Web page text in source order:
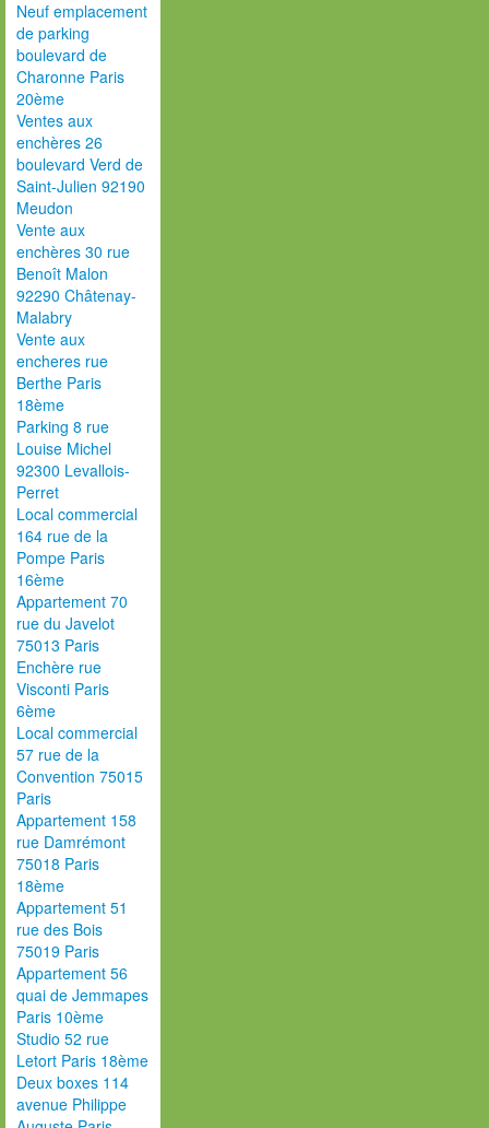
Neuf emplacement
de parking
boulevard de
Charonne Paris
20ème
Ventes aux
enchères 26
boulevard Verd de
Saint-Julien 92190
Meudon
Vente aux
enchères 30 rue
Benoît Malon
92290 Châtenay-
Malabry
Vente aux
encheres rue
Berthe Paris
18ème
Parking 8 rue
Louise Michel
92300 Levallois-
Perret
Local commercial
164 rue de la
Pompe Paris
16ème
Appartement 70
rue du Javelot
75013 Paris
Enchère rue
Visconti Paris
6ème
Local commercial
57 rue de la
Convention 75015
Paris
Appartement 158
rue Damrémont
75018 Paris
18ème
Appartement 51
rue des Bois
75019 Paris
Appartement 56
quai de Jemmapes
Paris 10ème
Studio 52 rue
Letort Paris 18ème
Deux boxes 114
avenue Philippe